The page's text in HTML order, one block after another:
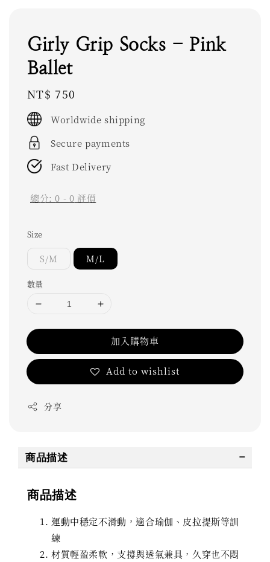
Girly Grip Socks - Pink
Ballet
Regular
price
NT$ 750
Worldwide shipping
Secure payments
Fast Delivery
總分:0 - 0 評價
Size
S/M M/L
數量
加入購物車
Add to wishlist
分享
商品描述
商品描述
運動中穩定不滑動，適合瑜伽、皮拉提斯等訓
練
材質輕盈柔軟，支撐與透氣兼具，久穿也不悶